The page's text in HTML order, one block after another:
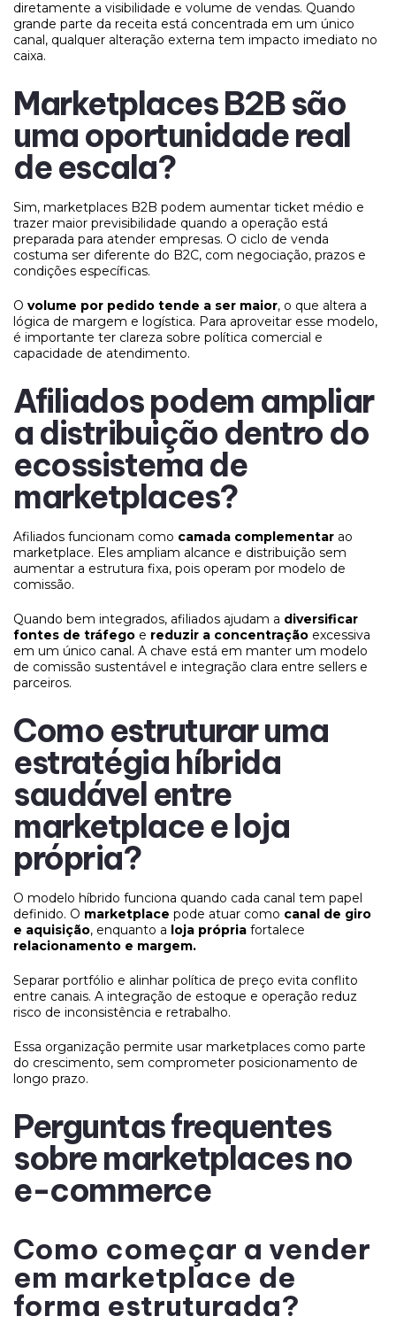
diretamente a visibilidade e volume de vendas. Quando
grande parte da receita está concentrada em um único
canal, qualquer alteração externa tem impacto imediato no
caixa.
Marketplaces B2B são
uma oportunidade real
de escala?
Sim, marketplaces B2B podem aumentar ticket médio e
trazer maior previsibilidade quando a operação está
preparada para atender empresas. O ciclo de venda
costuma ser diferente do B2C, com negociação, prazos e
condições específicas.
O volume por pedido tende a ser maior, o que altera a
lógica de margem e logística. Para aproveitar esse modelo,
é importante ter clareza sobre política comercial e
capacidade de atendimento.
Afiliados podem ampliar
a distribuição dentro do
ecossistema de
marketplaces?
Afiliados funcionam como camada complementar ao
marketplace. Eles ampliam alcance e distribuição sem
aumentar a estrutura fixa, pois operam por modelo de
comissão.
Quando bem integrados, afiliados ajudam a diversificar
fontes de tráfego e reduzir a concentração excessiva
em um único canal. A chave está em manter um modelo
de comissão sustentável e integração clara entre sellers e
parceiros.
Como estruturar uma
estratégia híbrida
saudável entre
marketplace e loja
própria?
O modelo híbrido funciona quando cada canal tem papel
definido. O marketplace pode atuar como canal de giro
e aquisição, enquanto a loja própria fortalece
relacionamento e margem.
Separar portfólio e alinhar política de preço evita conflito
entre canais. A integração de estoque e operação reduz
risco de inconsistência e retrabalho.
Essa organização permite usar marketplaces como parte
do crescimento, sem comprometer posicionamento de
longo prazo.
Perguntas frequentes
sobre marketplaces no
e-commerce
Como começar a vender
em marketplace de
forma estruturada?